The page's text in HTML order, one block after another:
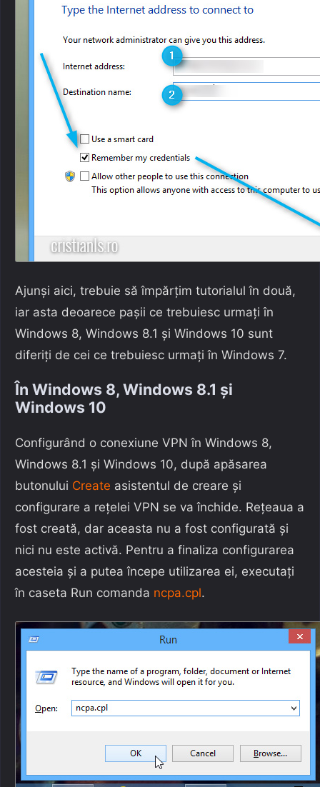
Ajunși aici, trebuie să împărțim tutorialul în două,
iar asta deoarece pașii ce trebuiesc urmați în
Windows 8, Windows 8.1 și Windows 10 sunt
diferiți de cei ce trebuiesc urmați în Windows 7.
În Windows 8, Windows 8.1 și
Windows 10
Configurând o conexiune VPN în Windows 8,
Windows 8.1 și Windows 10, după apăsarea
butonului Create asistentul de creare și
configurare a rețelei VPN se va închide. Rețeaua a
fost creată, dar aceasta nu a fost configurată și
nici nu este activă. Pentru a finaliza configurarea
acesteia și a putea începe utilizarea ei, executați
în caseta Run comanda ncpa.cpl.